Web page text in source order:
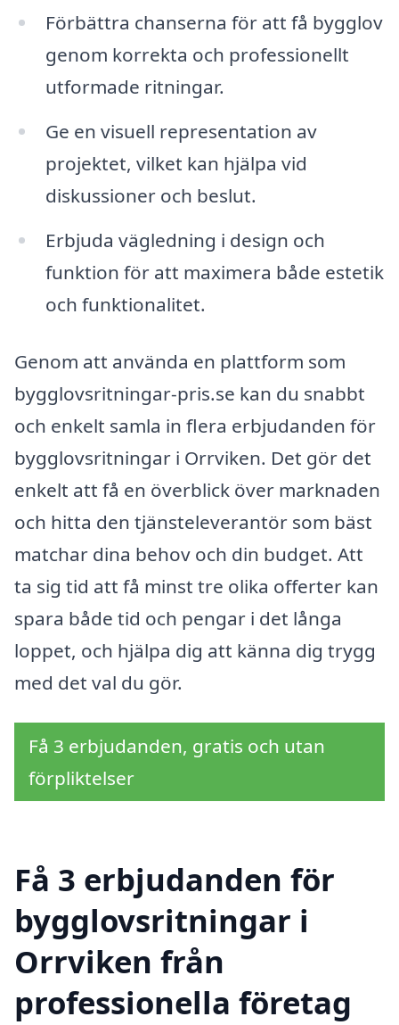
Förbättra chanserna för att få bygglov
genom korrekta och professionellt
utformade ritningar.
Ge en visuell representation av
projektet, vilket kan hjälpa vid
diskussioner och beslut.
Erbjuda vägledning i design och
funktion för att maximera både estetik
och funktionalitet.
Genom att använda en plattform som
bygglovsritningar-pris.se kan du snabbt
och enkelt samla in flera erbjudanden för
bygglovsritningar i Orrviken. Det gör det
enkelt att få en överblick över marknaden
och hitta den tjänsteleverantör som bäst
matchar dina behov och din budget. Att
ta sig tid att få minst tre olika offerter kan
spara både tid och pengar i det långa
loppet, och hjälpa dig att känna dig trygg
med det val du gör.
Få 3 erbjudanden, gratis och utan
förpliktelser
Få 3 erbjudanden för
bygglovsritningar i
Orrviken från
professionella företag